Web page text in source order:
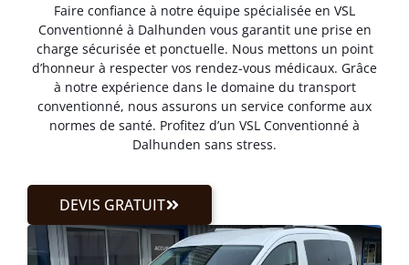
Faire confiance à notre équipe spécialisée en VSL
Conventionné à Dalhunden vous garantit une prise en
charge sécurisée et ponctuelle. Nous mettons un point
d’honneur à respecter vos rendez-vous médicaux. Grâce
à notre expérience dans le domaine du transport
conventionné, nous assurons un service conforme aux
normes de santé. Profitez d’un VSL Conventionné à
Dalhunden sans stress.
DEVIS GRATUIT